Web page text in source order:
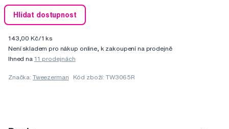
Hlídat dostupnost
143,00 Kč/1 ks
Není skladem pro nákup online, k zakoupení na prodejně
Ihned na 11 prodejnách
Značka: Tweezerman Kód zboží: TW3065R